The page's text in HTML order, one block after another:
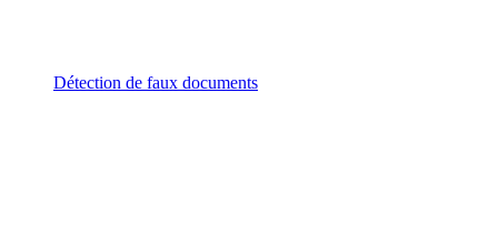
Détection de faux documents